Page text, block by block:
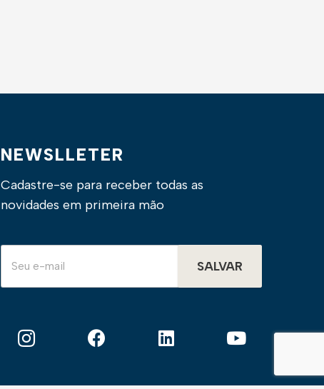
NEWSLLETER
Cadastre-se para receber todas as
novidades em primeira mão
SALVAR